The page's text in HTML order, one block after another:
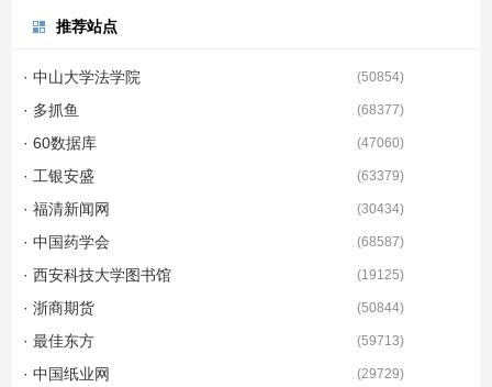
推荐站点
· 中山大学法学院 (50854)
· 多抓鱼 (68377)
· 60数据库 (47060)
· 工银安盛 (63379)
· 福清新闻网 (30434)
· 中国药学会 (68587)
· 西安科技大学图书馆 (19125)
· 浙商期货 (50844)
· 最佳东方 (59713)
· 中国纸业网 (29729)